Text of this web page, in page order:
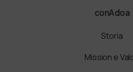
conAdoa
Storia
Mission e